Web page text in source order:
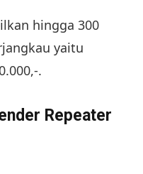
hingga 300
yaitu
.
Repeater